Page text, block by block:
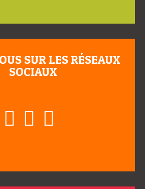
SUR LES RÉSEAUX
SOCIAUX